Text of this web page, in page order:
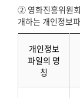
② 영화진흥위원
개하는 개인정보
개인정보
파일의 명
칭